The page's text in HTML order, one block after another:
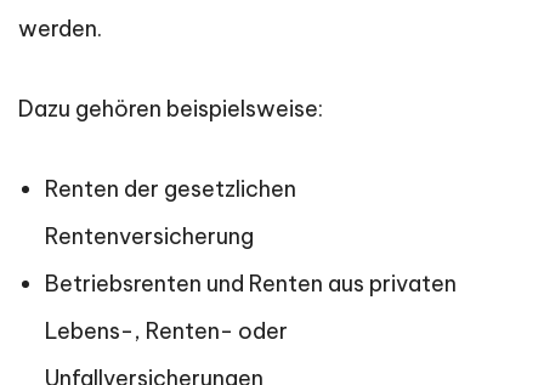
werden.
Dazu gehören beispielsweise:
Renten der gesetzlichen
Rentenversicherung
Betriebsrenten und Renten aus privaten
Lebens-, Renten- oder
Unfallversicherungen